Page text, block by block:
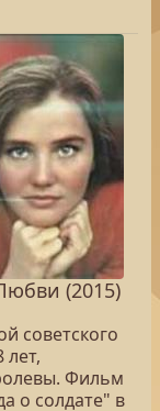
(2015)
советского
Фильм
о солдате" в